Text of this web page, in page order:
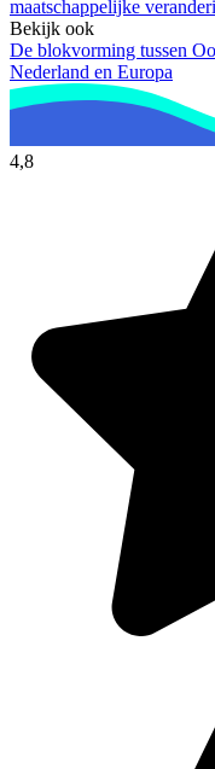
maatschappelijke
Bekijk ook
De blokvorming tussen
Nederland en Europa
4,8